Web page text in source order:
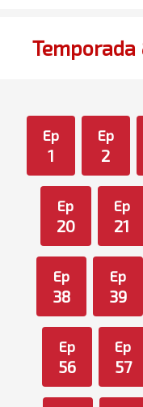
Ep
1
Ep
2
Ep
20
Ep
21
Ep
38
Ep
39
Ep
56
Ep
57